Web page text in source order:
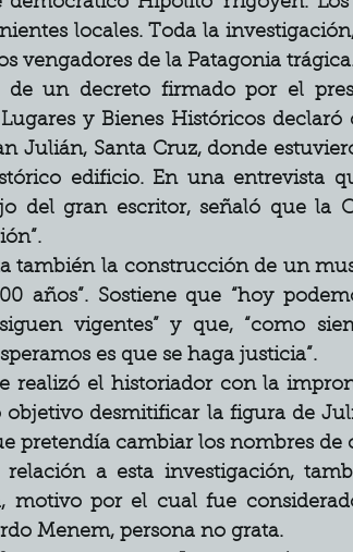
locales. Toda la
vengadores de la Patagonia
un decreto firmado por el
y Bienes Históricos
Julián, Santa Cruz, donde
edificio. En una entrevista
del gran escritor, señaló que la
también la construcción de un
años”. Sostiene que “hoy
vigentes” y que, “como
es que se haga justicia”.
realizó el historiador con la
desmitificar la figura de
pretendía cambiar los nombres
a esta investigación,
motivo por el cual fue
Menem, persona no grata.